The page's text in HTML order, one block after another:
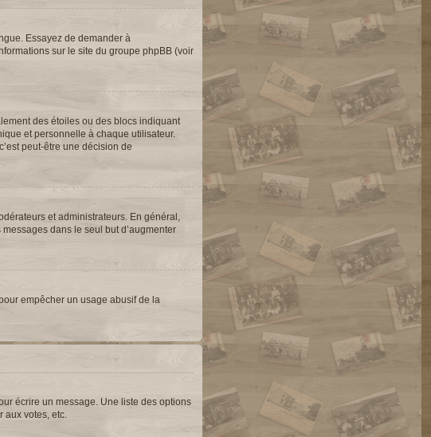
Essayez de demander à
sur le site du groupe phpBB (voir
des étoiles ou des blocs indiquant
et personnelle à chaque utilisateur.
peut-être une décision de
et administrateurs. En général,
dans le seul but d’augmenter
empêcher un usage abusif de la
écrire un message. Une liste des options
aux votes, etc.